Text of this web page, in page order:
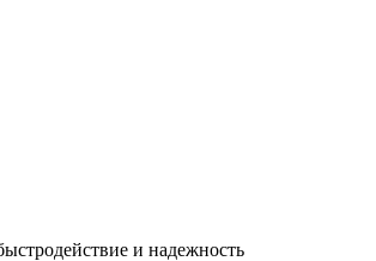
и надежность